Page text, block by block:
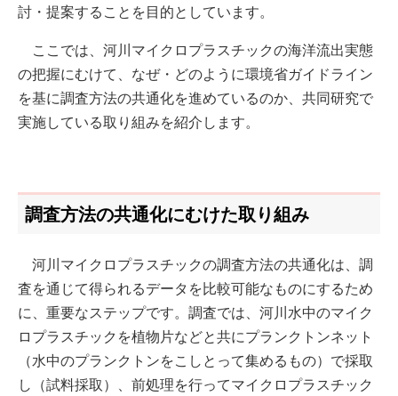
討・提案することを目的としています。
ここでは、河川マイクロプラスチックの海洋流出実態
の把握にむけて、なぜ・どのように環境省ガイドライン
を基に調査方法の共通化を進めているのか、共同研究で
実施している取り組みを紹介します。
調査方法の共通化にむけた取り組み
河川マイクロプラスチックの調査方法の共通化は、調
査を通じて得られるデータを比較可能なものにするため
に、重要なステップです。調査では、河川水中のマイク
ロプラスチックを植物片などと共にプランクトンネット
（水中のプランクトンをこしとって集めるもの）で採取
し（試料採取）、前処理を行ってマイクロプラスチック